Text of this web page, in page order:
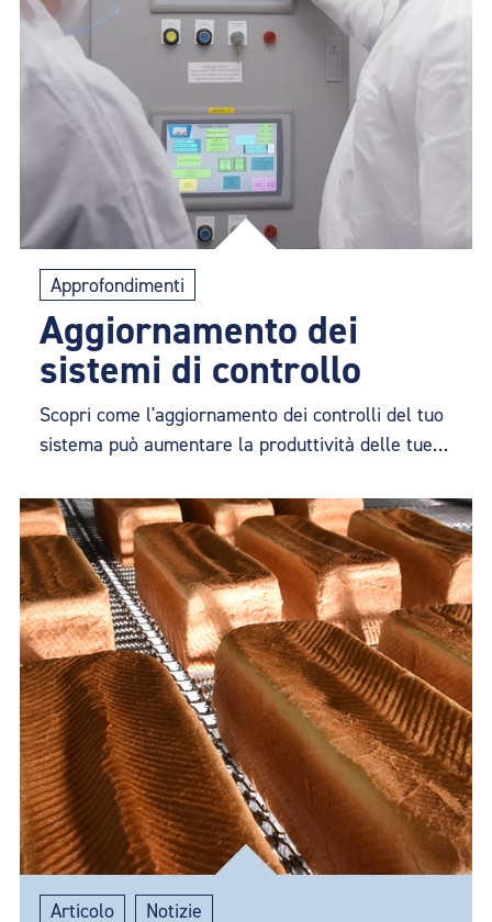
Approfondimenti
Aggiornamento dei
sistemi di controllo
Scopri come l'aggiornamento dei controlli del tuo
sistema può aumentare la produttività delle tue
Articolo Notizie